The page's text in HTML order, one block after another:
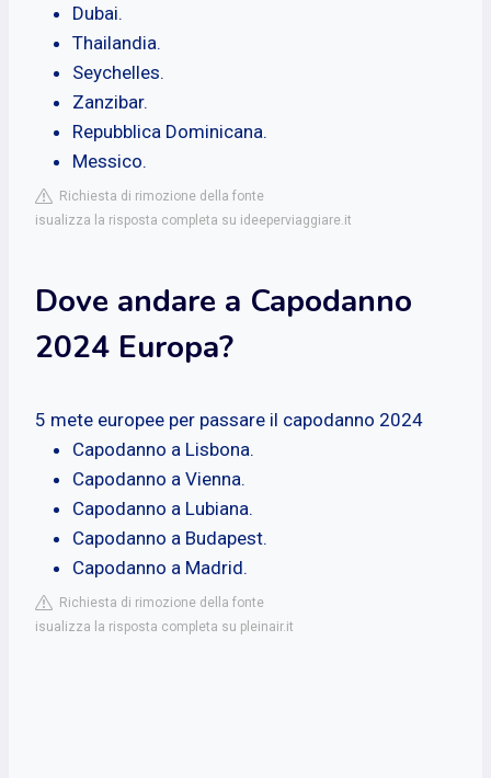
Dubai.
Thailandia.
Seychelles.
Zanzibar.
Repubblica Dominicana.
Messico.
Richiesta di rimozione della fonte
isualizza la risposta completa su ideeperviaggiare.it
Dove andare a Capodanno
2024 Europa?
5 mete europee per passare il capodanno 2024
Capodanno a Lisbona.
Capodanno a Vienna.
Capodanno a Lubiana.
Capodanno a Budapest.
Capodanno a Madrid.
Richiesta di rimozione della fonte
isualizza la risposta completa su pleinair.it